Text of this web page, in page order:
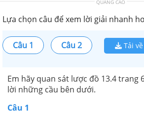
QUẢNG CÁO
Lựa chọn câu để xem lời giải nhanh
Câu 1 Câu 2 Tải về
Em hãy quan sát lược đồ 13.4 trang
lời những cầu bên dưới.
Câu 1